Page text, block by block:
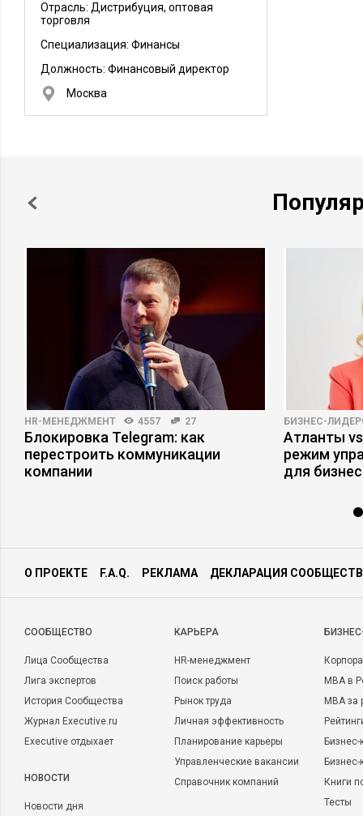
Отрасль: Дистрибуция, оптовая
торговля
Специализация: Финансы
Должность: Финансовый директор
Москва
HR-МЕНЕДЖМЕНТ 4557 27
Блокировка Telegram: как
перестроить коммуникации
компании
БИЗНЕС-
Атланты
режим
для
О ПРОЕКТЕ F.A.Q. РЕКЛАМА ДЕКЛАРАЦИЯ
CООБЩЕСТВО
Лица Сообщества
Лига экспертов
История Сообщества
Журнал Executive.ru
Executive отдыхает
НОВОСТИ
Новости дня
КАРЬЕРА
HR-менеджмент
Поиск работы
Рынок труда
Личная эффективность
Планирование карьеры
Управленческие вакансии
Справочник компаний
MBA в
MBA
Бизнес-
Книги
Тесты